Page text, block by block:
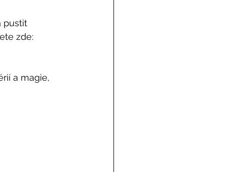
pustit
zde:
a magie,